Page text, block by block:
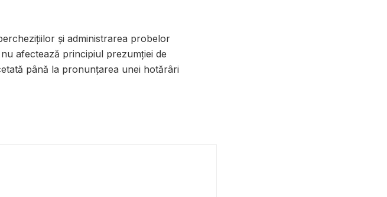
și administrarea probelor
afectează principiul prezumției de
până la pronunțarea unei hotărâri